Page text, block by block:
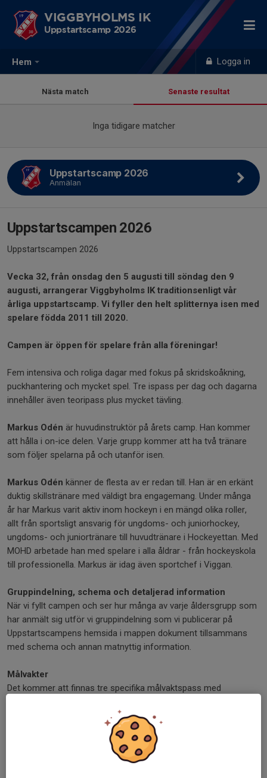
Hem Logga in
VIGGBYHOLMS IK
Uppstartscamp 2026
Nästa match Senaste resultat
Inga tidigare matcher
Uppstartscamp 2026
Anmälan
Uppstartscampen 2026
Uppstartscampen 2026
Vecka 32, från onsdag den 5 augusti till söndag den 9
augusti, arrangerar Viggbyholms IK traditionsenligt vår
årliga uppstartscamp. Vi fyller den helt splitternya isen med
spelare födda 2011 till 2020.
Campen är öppen för spelare från alla föreningar!
Fem intensiva och roliga dagar med fokus på skridskoåkning,
puckhantering och mycket spel. Tre ispass per dag och dagarna
innehåller även teoripass plus mycket tävling.
Markus Odén är huvudinstruktör på årets camp. Han kommer
att hålla i on-ice delen. Varje grupp kommer att ha två tränare
som följer spelarna på och utanför isen.
Markus Odén känner de flesta av er redan till. Han är en erkänt
duktig skillstränare med väldigt bra engagemang. Under många
år har Markus varit aktiv inom hockeyn i en mängd olika roller,
allt från sportsligt ansvarig för ungdoms- och juniorhockey,
ungdoms- och juniortränare till huvudtränare i Hockeyettan. Med
MOHD arbetade han med spelare i alla åldrar - från hockeyskola
till professionella. Markus är idag även sportchef i Viggan.
Gruppindelning, schema och detaljerad information
När vi fyllt campen och ser hur många av varje åldersgrupp som
har anmält sig utför vi gruppindelning som vi publicerar på
Uppstartscampens hemsida i mappen dokument tillsammans
med schema och annan matnyttig information.
Målvakter
Det kommer att finnas tre specifika målvaktspass med
innehåll kommer under sommaren.
Medlemmar i Viggan 2 950 kr (medlemmar i Waxholm betalar